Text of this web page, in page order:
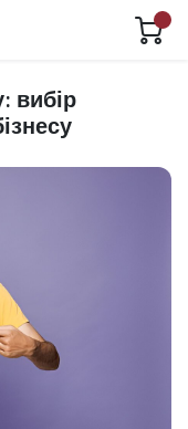
вибір